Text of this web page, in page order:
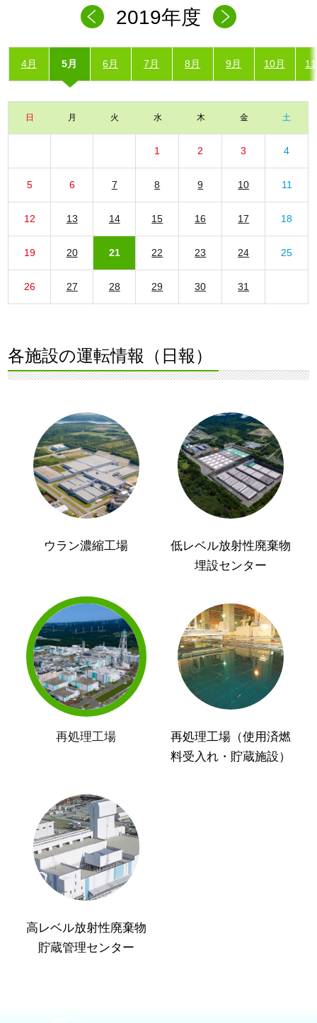
2019年度
4月 5月 6月 7月 8月 9月 10月
日 月 火 水 木 金 土
1 2 3 4
5 6 7 8 9 10 11
12 13 14 15 16 17 18
19 20 21 22 23 24 25
26 27 28 29 30 31
各施設の運転情報（日報）
ウラン濃縮工場
低レベル放射性廃棄物
埋設センター
再処理工場
再処理工場（使用済燃
料受入れ・貯蔵施設）
高レベル放射性廃棄物
貯蔵管理センター